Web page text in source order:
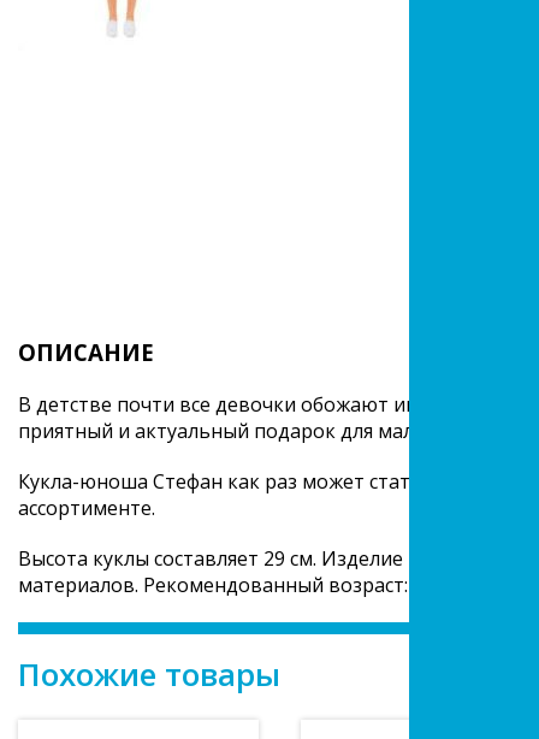
ОПИСАНИЕ
В детстве почти все девочки обожают играть с
приятный и актуальный подарок для маленькой
Кукла-юноша Стефан как раз может стать таким
ассортименте.
Высота куклы составляет 29 см. Изделие
материалов. Рекомендованный возраст: 3 года +
Похожие товары